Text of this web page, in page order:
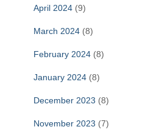
April 2024 (9)
March 2024 (8)
February 2024 (8)
January 2024 (8)
December 2023 (8)
November 2023 (7)